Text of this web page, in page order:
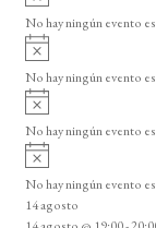
o
v
i
o
No hay ningún evento
A
v
i
o
No hay ningún evento
A
v
i
o
No hay ningún evento
A
v
i
s
No hay ningún evento
14 agosto